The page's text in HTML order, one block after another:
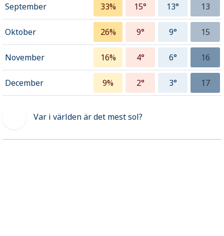
September 33% 15° 13° 13
Oktober 26% 9° 9° 15
November 16% 4° 6° 16
December 9% 2° 3° 17
Var i världen är det mest sol?